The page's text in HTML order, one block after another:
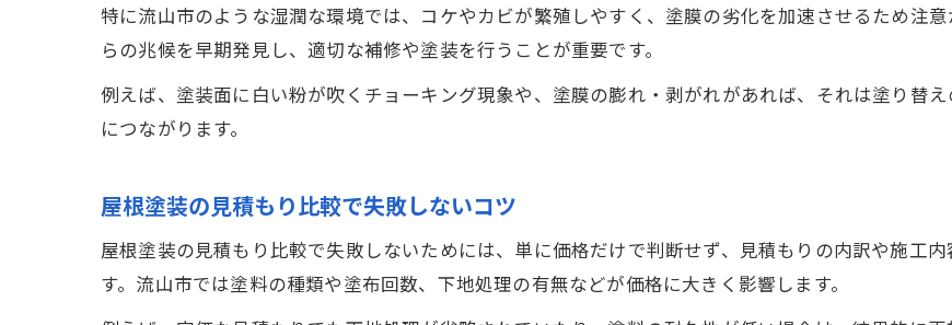
特に流山市のような湿潤な環境では、コケやカビが繁殖しやすく、塗膜の劣化を加速させるため注
らの兆候を早期発見し、適切な補修や塗装を行うことが重要です。
例えば、塗装面に白い粉が吹くチョーキング現象や、塗膜の膨れ・剥がれがあれば、それは塗り替
につながります。
屋根塗装の見積もり比較で失敗しないコツ
屋根塗装の見積もり比較で失敗しないためには、単に価格だけで判断せず、見積もりの内訳や施工
す。流山市では塗料の種類や塗布回数、下地処理の有無などが価格に大きく影響します。